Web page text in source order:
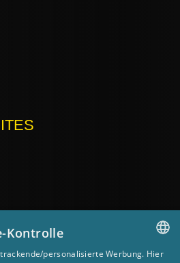
Kontrolle
personalisierte Werbung. Hier